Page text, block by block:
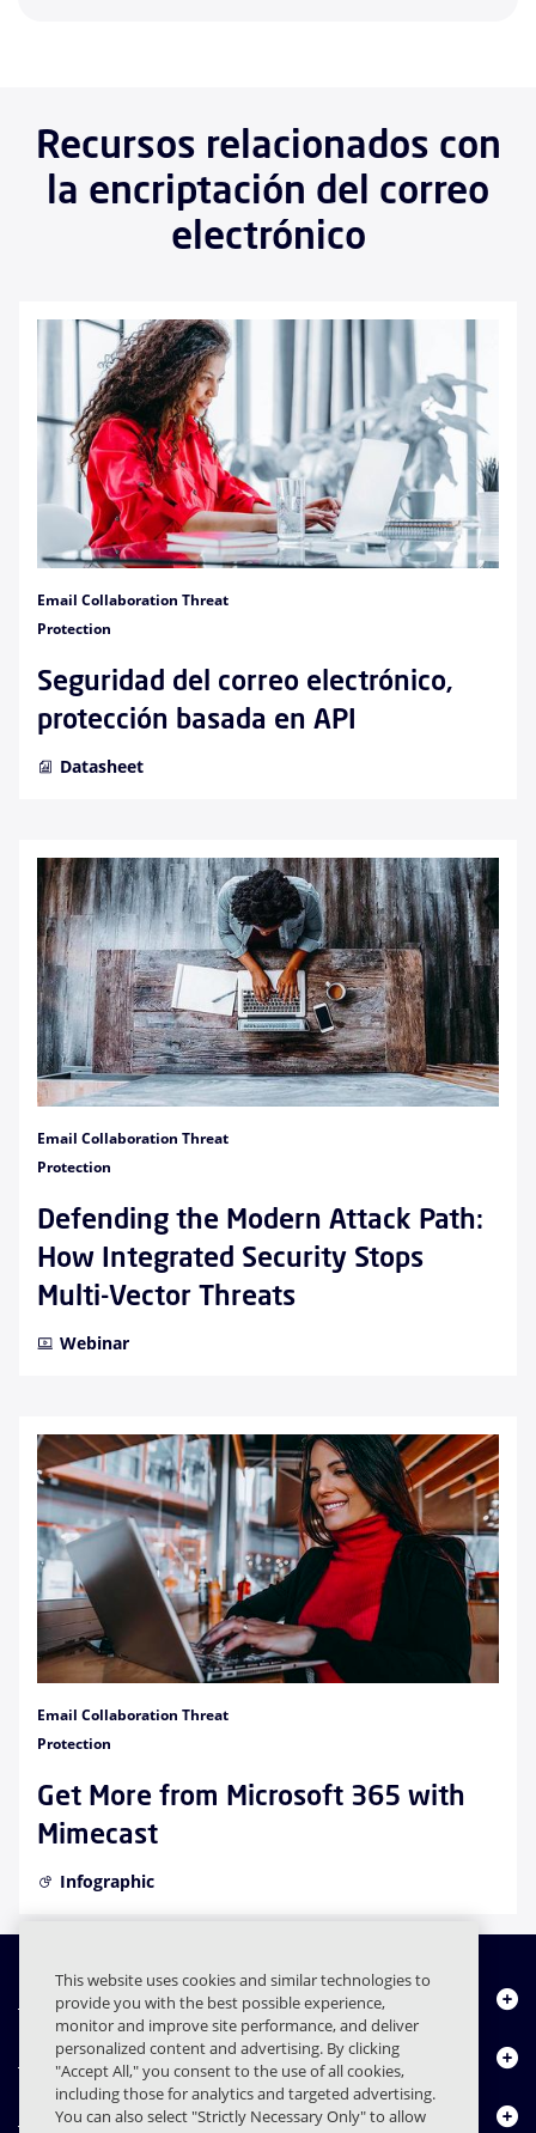
Recursos relacionados con
la encriptación del correo
electrónico
Email Collaboration Threat
Protection
Seguridad del correo electrónico,
protección basada en API
Datasheet
Email Collaboration Threat
Protection
Defending the Modern Attack Path:
How Integrated Security Stops
Multi-Vector Threats
Webinar
Email Collaboration Threat
Protection
Get More from Microsoft 365 with
Mimecast
Infographic
Quiénes somos
Productos
Centro de Recursos
This website uses cookies and similar technologies to
provide you with the best possible experience,
monitor and improve site performance, and deliver
personalized content and advertising. By clicking
"Accept All," you consent to the use of all cookies,
including those for analytics and targeted advertising.
You can also select "Strictly Necessary Only" to allow